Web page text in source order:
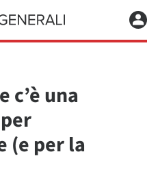
c’è una
(e per la